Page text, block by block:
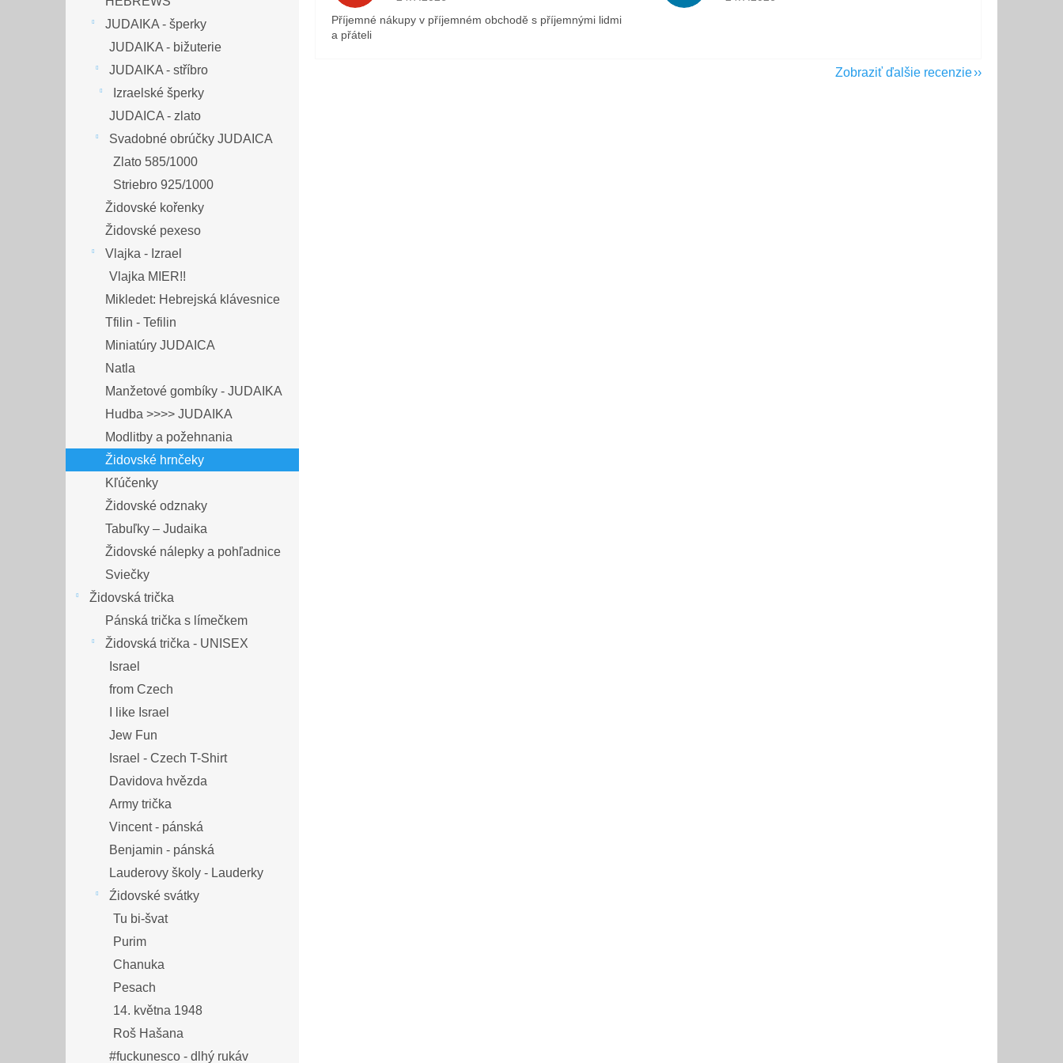
JUDAIKA - šperky
JUDAIKA - bižuterie
JUDAIKA - stříbro
Izraelské šperky
JUDAICA - zlato
Svadobné obrúčky JUDAICA
Zlato 585/1000
Striebro 925/1000
Židovské kořenky
Židovské pexeso
Vlajka - Izrael
Vlajka MIER!!
Mikledet: Hebrejská klávesnice
Tfilin - Tefilin
Miniatúry JUDAICA
Natla
Manžetové gombíky - JUDAIKA
Hudba >>>> JUDAIKA
Modlitby a požehnania
Židovské hrnčeky
Kľúčenky
Židovské odznaky
Tabuľky – Judaika
Židovské nálepky a pohľadnice
Sviečky
Židovská trička
Pánská trička s límečkem
Židovská trička - UNISEX
Israel
from Czech
I like Israel
Jew Fun
Israel - Czech T-Shirt
Davidova hvězda
Army trička
Vincent - pánská
Benjamin - pánská
Lauderovy školy - Lauderky
Źidovské svátky
Tu bi-švat
Purim
Chanuka
Pesach
14. května 1948
Roš Hašana
#fuckunesco - dlhý rukáv
Příjemné nákupy v příjemném obchodě s příjemnými lidmi
a přáteli
Zobraziť ďalšie recenzie